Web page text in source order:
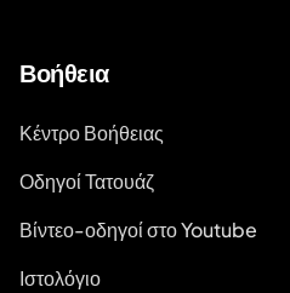
Βοήθεια
Κέντρο Βοήθειας
Οδηγοί Τατουάζ
Βίντεο-οδηγοί στο Youtube
Ιστολόγιο